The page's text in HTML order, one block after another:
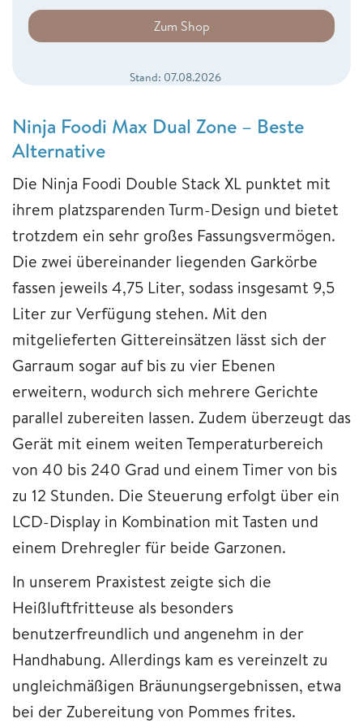
Zum Shop
Stand: 07.08.2026
Ninja Foodi Max Dual Zone – Beste
Alternative
Die Ninja Foodi Double Stack XL punktet mit
ihrem platzsparenden Turm-Design und bietet
trotzdem ein sehr großes Fassungsvermögen.
Die zwei übereinander liegenden Garkörbe
fassen jeweils 4,75 Liter, sodass insgesamt 9,5
Liter zur Verfügung stehen. Mit den
mitgelieferten Gittereinsätzen lässt sich der
Garraum sogar auf bis zu vier Ebenen
erweitern, wodurch sich mehrere Gerichte
parallel zubereiten lassen. Zudem überzeugt das
Gerät mit einem weiten Temperaturbereich
von 40 bis 240 Grad und einem Timer von bis
zu 12 Stunden. Die Steuerung erfolgt über ein
LCD-Display in Kombination mit Tasten und
einem Drehregler für beide Garzonen.
In unserem Praxistest zeigte sich die
Heißluftfritteuse als besonders
benutzerfreundlich und angenehm in der
Handhabung. Allerdings kam es vereinzelt zu
ungleichmäßigen Bräunungsergebnissen, etwa
bei der Zubereitung von Pommes frites.